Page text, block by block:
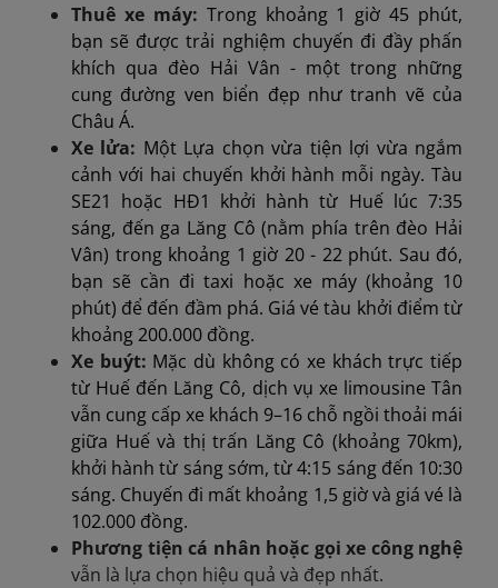
Thuê xe máy: Trong khoảng 1 giờ 45 phút,
bạn sẽ được trải nghiệm chuyến đi đầy phấn
khích qua đèo Hải Vân - một trong những
cung đường ven biển đẹp như tranh vẽ của
Châu Á.
Xe lửa: Một Lựa chọn vừa tiện lợi vừa ngắm
cảnh với hai chuyến khởi hành mỗi ngày. Tàu
SE21 hoặc HĐ1 khởi hành từ Huế lúc 7:35
sáng, đến ga Lăng Cô (nằm phía trên đèo Hải
Vân) trong khoảng 1 giờ 20 - 22 phút. Sau đó,
bạn sẽ cần đi taxi hoặc xe máy (khoảng 10
phút) để đến đầm phá. Giá vé tàu khởi điểm từ
khoảng 200.000 đồng.
Xe buýt: Mặc dù không có xe khách trực tiếp
từ Huế đến Lăng Cô, dịch vụ xe limousine Tân
vẫn cung cấp xe khách 9–16 chỗ ngồi thoải mái
giữa Huế và thị trấn Lăng Cô (khoảng 70km),
khởi hành từ sáng sớm, từ 4:15 sáng đến 10:30
sáng. Chuyến đi mất khoảng 1,5 giờ và giá vé là
102.000 đồng.
Phương tiện cá nhân hoặc gọi xe công nghệ
vẫn là lựa chọn hiệu quả và đẹp nhất.